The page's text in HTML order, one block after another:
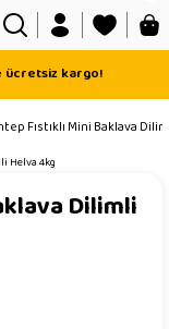
ücretsiz kargo!
Fıstıklı Mini Baklava
Dilimli